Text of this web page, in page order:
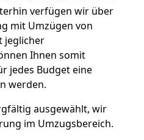
verfügen wir über
mit Umzügen von
jeglicher
Ihnen somit
jedes Budget eine
werden.
ausgewählt, wir
im Umzugsbereich.